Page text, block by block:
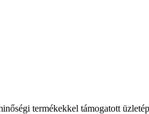
termékekkel támogatott